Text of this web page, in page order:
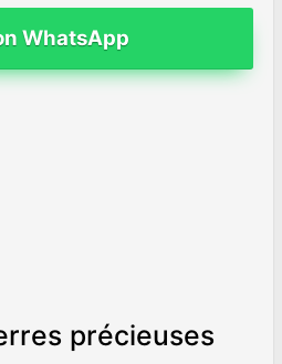
WhatsApp
précieuses